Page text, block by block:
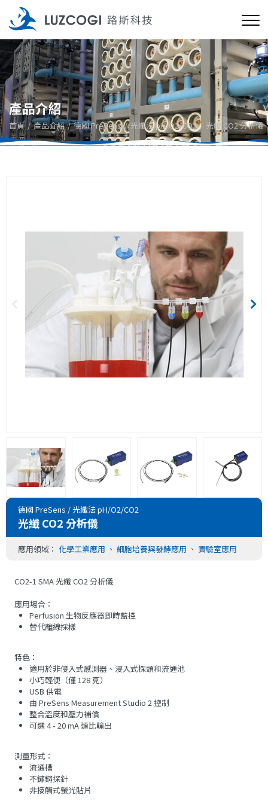
產品介紹
首頁 產品介紹 德國 PreSens 光纖法 pH/O2/CO2 光纖 CO2 分析儀
德國 PreSens /光纖法 pH/O2/CO2
光纖 CO2 分析儀
應用領域： 化學工業應用 、 細胞培養與發酵應用 、 實驗室應用
CO2-1 SMA 光纖 CO2 分析儀
應用場合：
Perfusion 生物反應器即時監控
替代離線採樣
特色：
適用於非侵入式感測器、浸入式探頭和流通池
小巧輕便（僅 128 克）
USB 供電
由 PreSens Measurement Studio 2 控制
整合溫度和壓力補償
可選 4 - 20 mA 類比輸出
測量形式：
流通槽
不鏽鋼探針
非接觸式螢光貼片